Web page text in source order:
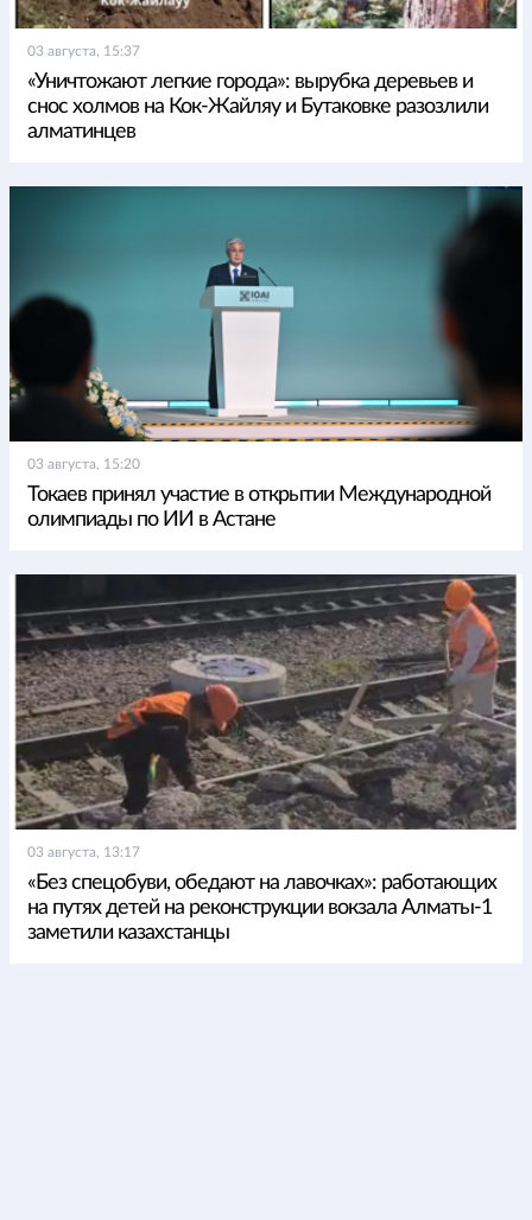
03 августа, 15:37
«Уничтожают легкие города»: вырубка деревьев и
снос холмов на Кок-Жайляу и Бутаковке разозлили
алматинцев
03 августа, 15:20
Токаев принял участие в открытии Международной
олимпиады по ИИ в Астане
03 августа, 13:17
«Без спецобуви, обедают на лавочках»: работающих
на путях детей на реконструкции вокзала Алматы-1
заметили казахстанцы